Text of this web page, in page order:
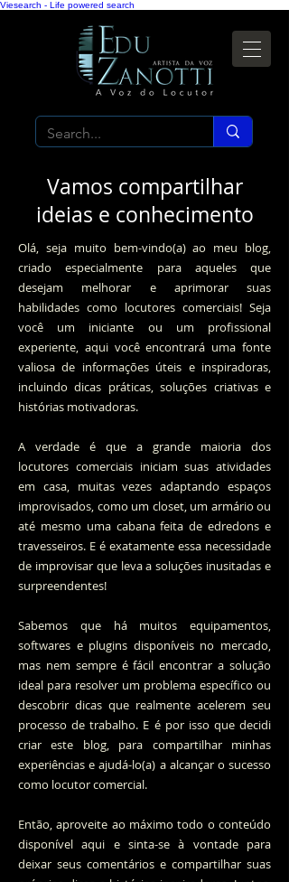
Viesearch - Life powered search
Vamos compartilhar
ideias e conhecimento
Olá, seja muito bem-vindo(a) ao meu blog,
criado especialmente para aqueles que
desejam melhorar e aprimorar suas
habilidades como locutores comerciais! Seja
você um iniciante ou um profissional
experiente, aqui você encontrará uma fonte
valiosa de informações úteis e inspiradoras,
incluindo dicas práticas, soluções criativas e
histórias motivadoras.
A verdade é que a grande maioria dos
locutores comerciais iniciam suas atividades
em casa, muitas vezes adaptando espaços
improvisados, como um closet, um armário ou
até mesmo uma cabana feita de edredons e
travesseiros. E é exatamente essa necessidade
de improvisar que levaa soluções inusitadas e
surpreendentes!
Sabemos que há muitos equipamentos,
softwares e plugins disponíveis no mercado,
mas nem sempre é fácil encontrar a solução
ideal para resolver um problema específico ou
descobrir dicas que realmente acelerem seu
processo de trabalho. E é por isso que decidi
criar este blog, para compartilhar minhas
experiências e ajudá-lo(a) a alcançar o sucesso
como locutor comercial.
Então, aproveite ao máximo todo o conteúdo
disponível aqui e sinta-se à vontade para
deixar seus comentários e compartilhar suas